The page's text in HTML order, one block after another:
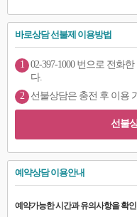
바로상담 선불제 이용방법
1 02-397-1000 번으로 전화
다.
2
선불상담은 충전 후 이용
선불
예약상담 이용안내
예약가능한 시간과 유의사항을 확